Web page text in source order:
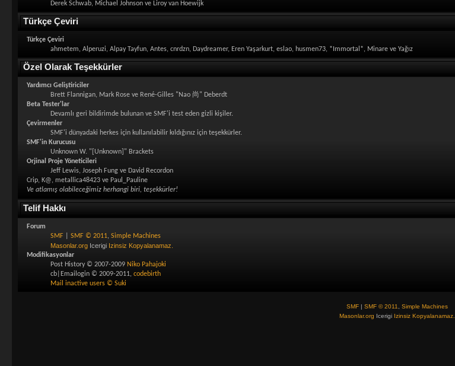
Derek Schwab, Michael Johnson ve Liroy van Hoewijk
Türkçe Çeviri
Türkçe Çeviri
ahmetem, Alperuzi, Alpay Tayfun, Antes, cnrdzn, Daydreamer, Eren Yaşarkurt, eslao, husmen73, *Immortal*, Minare ve Yağız
Özel Olarak Teşekkürler
Yardımcı Geliştiriciler
Brett Flannigan, Mark Rose ve René-Gilles "Nao 尚" Deberdt
Beta Tester'lar
Devamlı geri bildirimde bulunan ve SMF'i test eden gizli kişiler.
Çevirmenler
SMF'i dünyadaki herkes için kullanılabilir kıldığınız için teşekkürler.
SMF'in Kurucusu
Unknown W. "[Unknown]" Brackets
Orjinal Proje Yöneticileri
Jeff Lewis, Joseph Fung ve David Recordon
Crip, K@, metallica48423 ve Paul_Pauline
Ve atlamış olabileceğimiz herhangi biri, teşekkürler!
Telif Hakkı
Forum
SMF |SMF © 2011,Simple Machines
Masonlar.org Icerigi Izinsiz Kopyalanamaz.
Modifikasyonlar
Post History © 2007-2009 Niko Pahajoki
cb|Emailogin © 2009-2011,codebirth
Mail inactive users © Suki
SMF| SMF © 2011, Simple Machines
Masonlar.org Icerigi Izinsiz Kopyalanamaz.